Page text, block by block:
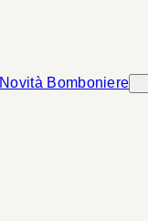
Novità Bomboniere